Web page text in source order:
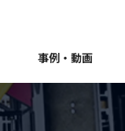
事例・動画